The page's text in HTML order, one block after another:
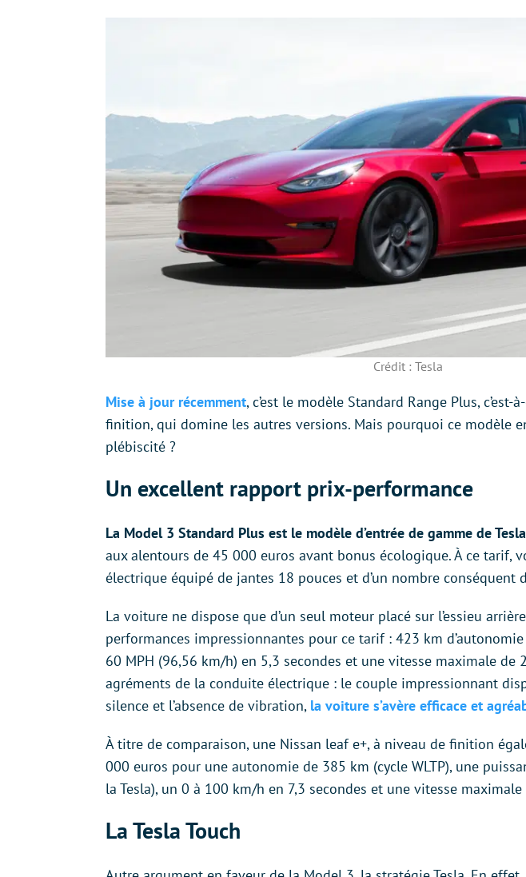
Crédit : Tesla
Mise à jour récemment, c’est le modèle Standard Range Plus,
finition, qui domine les autres versions. Mais pourquoi ce modèle
plébiscité ?
Un excellent rapport prix-performance
La Model 3 Standard Plus est le modèle d’entrée de gamme de Tesla
aux alentours de 45 000 euros avant bonus écologique. À ce tarif,
électrique équipé de jantes 18 pouces et d’un nombre conséquent
La voiture ne dispose que d’un seul moteur placé sur l’essieu
performances impressionnantes pour ce tarif : 423 km
60 MPH (96,56 km/h) en 5,3 secondes et une vitesse maximale de
agréments de la conduite électrique : le couple impressionnant
silence et l’absence de vibration, la voiture s’avère efficace et
À titre de comparaison, une Nissan leaf e+, à niveau de finition
000 euros pour une autonomie de 385 km (cycle WLTP), une
la Tesla), un 0 à 100 km/h en 7,3 secondes et une vitesse
La Tesla Touch